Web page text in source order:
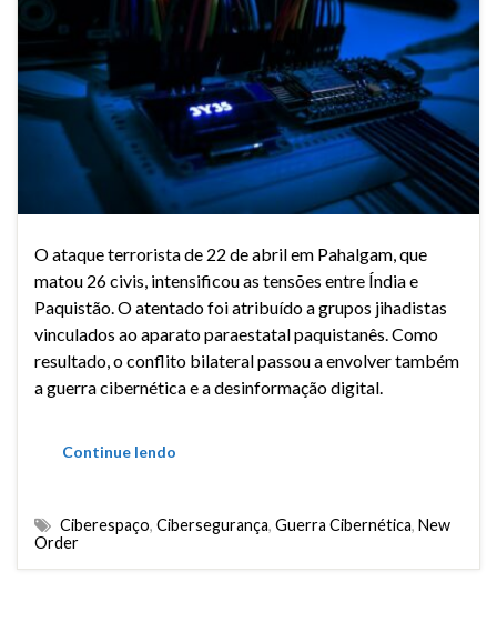
O ataque terrorista de 22 de abril em Pahalgam, que
matou 26 civis, intensificou as tensões entre Índia e
Paquistão. O atentado foi atribuído a grupos jihadistas
vinculados ao aparato paraestatal paquistanês. Como
resultado, o conflito bilateral passou a envolver também
a guerra cibernética e a desinformação digital.
Continue lendo
Ciberespaço, Cibersegurança, Guerra Cibernética, New
Order